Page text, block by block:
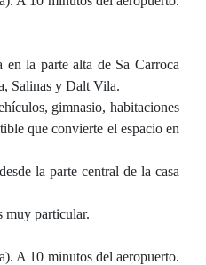
la parte alta de Sa Carroca
Salinas y Dalt Vila.
gimnasio, habitaciones
que convierte el espacio en
la parte central de la casa
muy particular.
A 10 minutos del aeropuerto.